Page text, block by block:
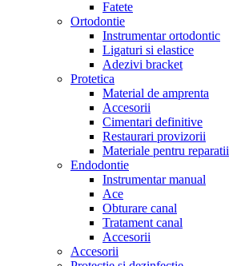
Fatete
Ortodontie
Instrumentar ortodontic
Ligaturi si elastice
Adezivi bracket
Protetica
Material de amprenta
Accesorii
Cimentari definitive
Restaurari provizorii
Materiale pentru reparatii
Endodontie
Instrumentar manual
Ace
Obturare canal
Tratament canal
Accesorii
Accesorii